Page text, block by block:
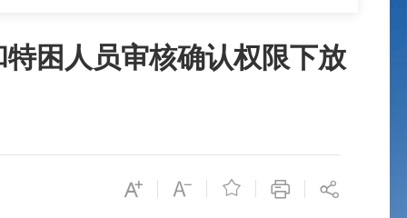
困人员审核确认权限下放
